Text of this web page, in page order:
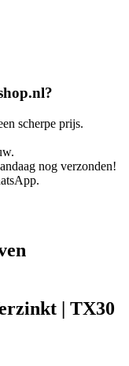
scherpe prijs.
nog verzonden!
| TX30